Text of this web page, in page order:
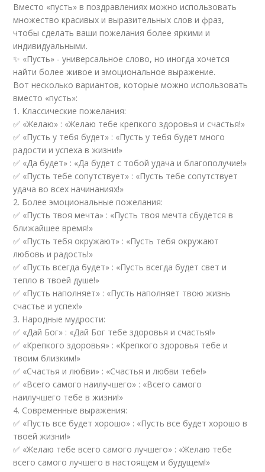
Вместо «пусть» в поздравлениях можно использовать
множество красивых и выразительных слов и фраз,
чтобы сделать ваши пожелания более яркими и
индивидуальными.
✨ «Пусть» - универсальное слово, но иногда хочется
найти более живое и эмоциональное выражение.
Вот несколько вариантов, которые можно использовать
вместо «пусть»:
1. Классические пожелания:
✅ «Желаю» : «Желаю тебе крепкого здоровья и счастья!»
✅ «Пусть у тебя будет» : «Пусть у тебя будет много
радости и успеха в жизни!»
✅ «Да будет» : «Да будет с тобой удача и благополучие!»
✅ «Пусть тебе сопутствует» : «Пусть тебе сопутствует
удача во всех начинаниях!»
2. Более эмоциональные пожелания:
✅ «Пусть твоя мечта» : «Пусть твоя мечта сбудется в
ближайшее время!»
✅ «Пусть тебя окружают» : «Пусть тебя окружают
любовь и радость!»
✅ «Пусть всегда будет» : «Пусть всегда будет свет и
тепло в твоей душе!»
✅ «Пусть наполняет» : «Пусть наполняет твою жизнь
счастье и успех!»
3. Народные мудрости:
✅ «Дай Бог» : «Дай Бог тебе здоровья и счастья!»
✅ «Крепкого здоровья» : «Крепкого здоровья тебе и
твоим близким!»
✅ «Счастья и любви» : «Счастья и любви тебе!»
✅ «Всего самого наилучшего» : «Всего самого
наилучшего тебе в жизни!»
4. Современные выражения:
✅ «Пусть все будет хорошо» : «Пусть все будет хорошо в
твоей жизни!»
✅ «Желаю тебе всего самого лучшего» : «Желаю тебе
всего самого лучшего в настоящем и будущем!»